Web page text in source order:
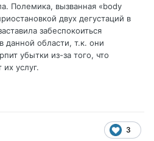
Полемика, вызванная «body
двух дегустаций в
забеспокоиться
данной области, т.к. они
убытки из-за того, что
услуг.
3